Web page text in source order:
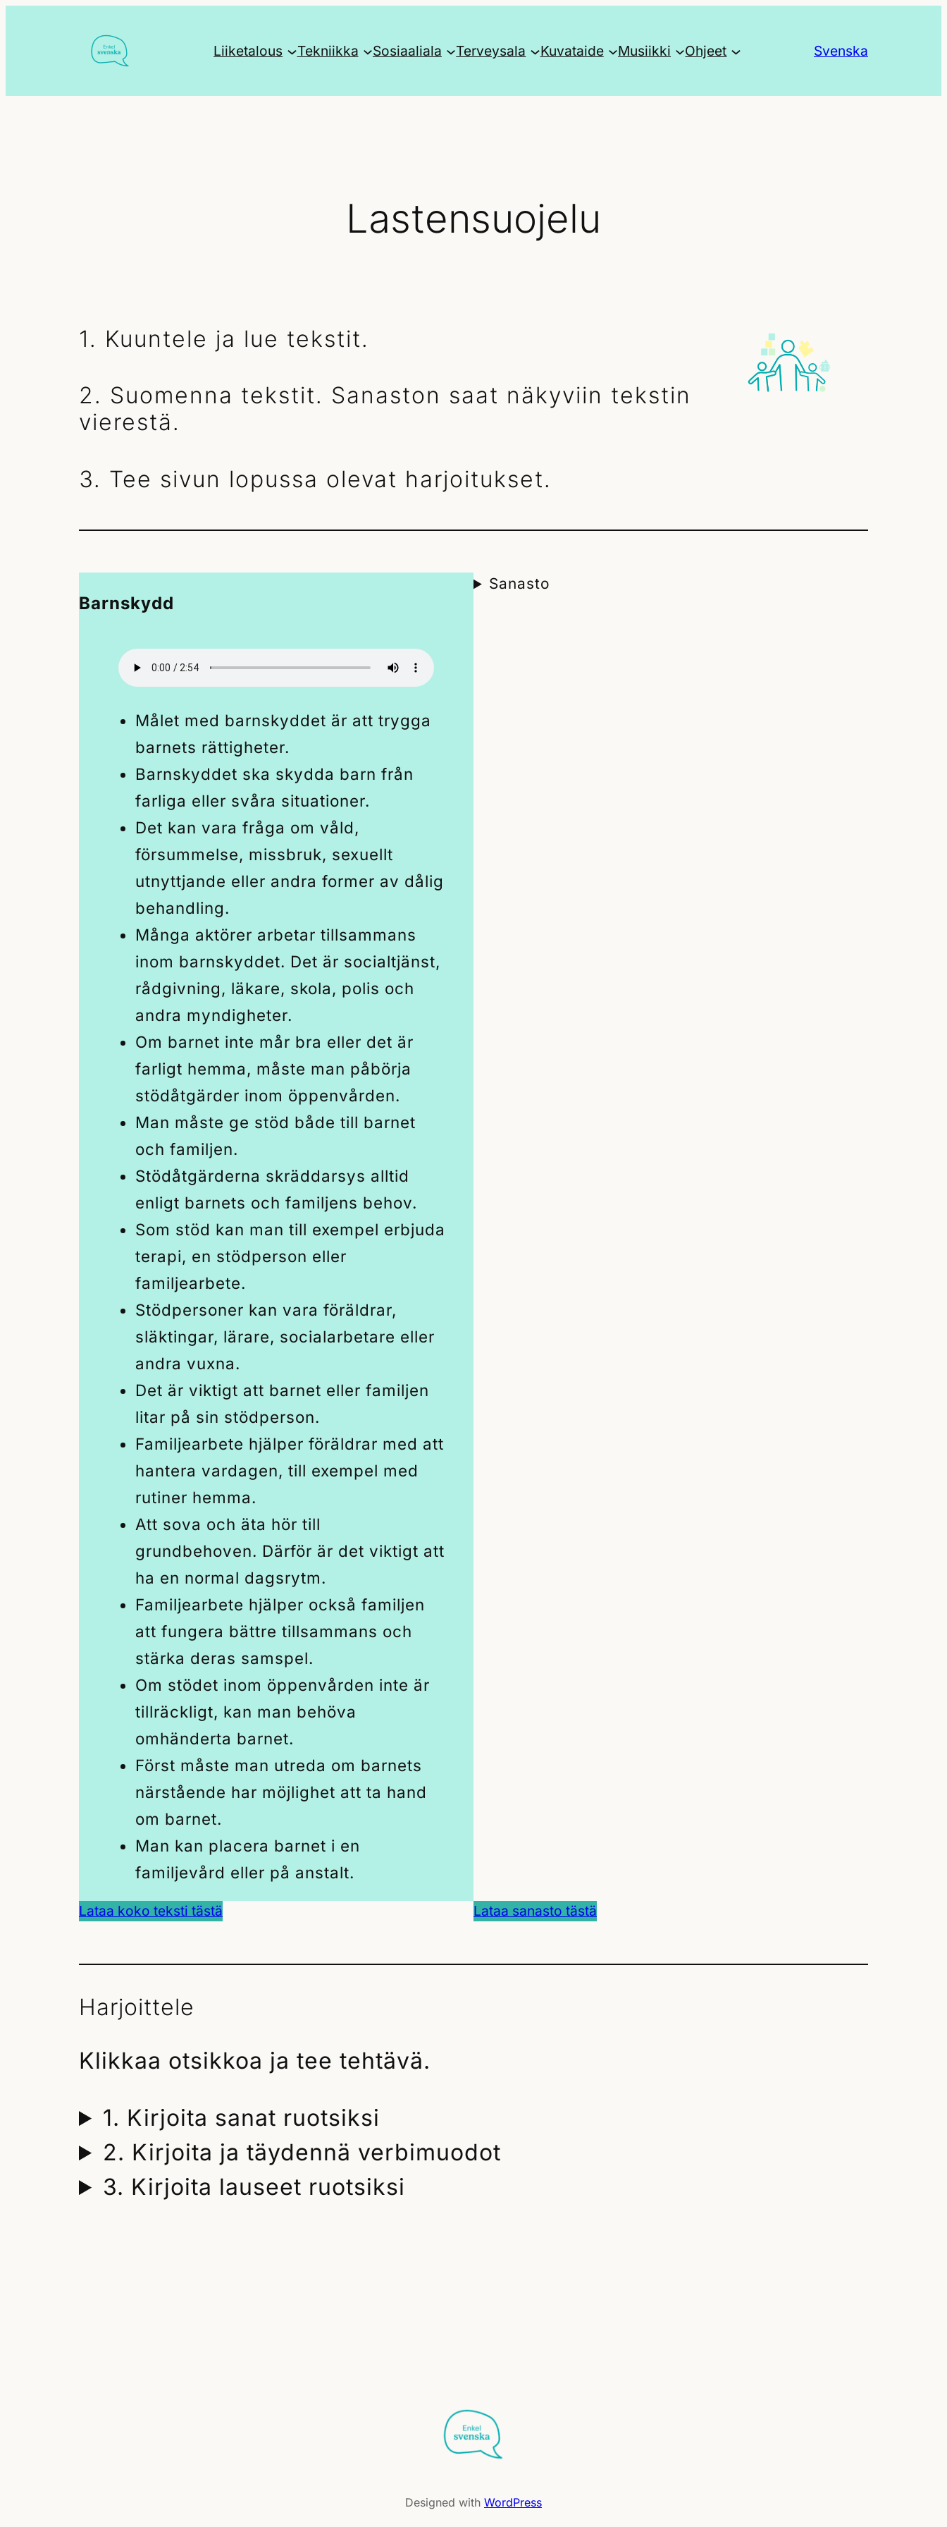
Liiketalous
Tekniikka Sosiaaliala Terveysala Kuvataide Musiikki Ohjeet Svenska
Lastensuojelu
1. Kuuntele ja lue tekstit.
2. Suomenna tekstit. Sanaston saat näkyviin tekstin
vierestä.
3. Tee sivun lopussa olevat harjoitukset.
Barnskydd
Målet med barnskyddet är att trygga
barnets rättigheter.
Barnskyddet ska skydda barn från
farliga eller svåra situationer.
Det kan vara fråga om våld,
försummelse, missbruk, sexuellt
utnyttjande eller andra former av dålig
behandling.
Många aktörer arbetar tillsammans
inom barnskyddet. Det är socialtjänst,
rådgivning, läkare, skola, polis och
andra myndigheter.
Om barnet inte mår bra eller det är
farligt hemma, måste man påbörja
stödåtgärder inom öppenvården.
Man måste ge stöd både till barnet
och familjen.
Stödåtgärderna skräddarsys alltid
enligt barnets och familjens behov.
Som stöd kan man till exempel erbjuda
terapi, en stödperson eller
familjearbete.
Stödpersoner kan vara föräldrar,
släktingar, lärare, socialarbetare eller
andra vuxna.
Det är viktigt att barnet eller familjen
litar på sin stödperson.
Familjearbete hjälper föräldrar med att
hantera vardagen, till exempel med
rutiner hemma.
Att sova och äta hör till
grundbehoven. Därför är det viktigt att
ha en normal dagsrytm.
Familjearbete hjälper också familjen
att fungera bättre tillsammans och
stärka deras samspel.
Om stödet inom öppenvården inte är
tillräckligt, kan man behöva
omhänderta barnet.
Först måste man utreda om barnets
närstående har möjlighet att ta hand
om barnet.
Man kan placera barnet i en
familjevård eller på anstalt.
Sanasto
Lataa koko teksti tästä Lataa sanasto tästä
Harjoittele
Klikkaa otsikkoa ja tee tehtävä.
1. Kirjoita sanat ruotsiksi
2. Kirjoita ja täydennä verbimuodot
3. Kirjoita lauseet ruotsiksi
Designed with WordPress